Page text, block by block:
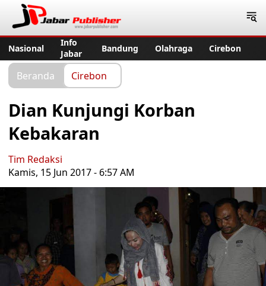
Nasional
Info
Jabar
Bandung Olahraga Cirebon
Beranda Cirebon
Dian Kunjungi Korban
Kebakaran
Tim Redaksi
Kamis, 15 Jun 2017 - 6:57 AM